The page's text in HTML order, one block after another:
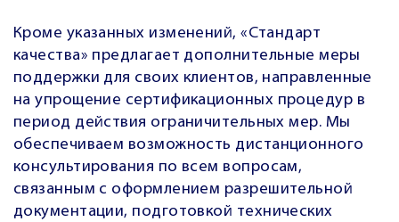
Кроме указанных изменений, «Стандарт
качества» предлагает дополнительные меры
поддержки для своих клиентов, направленные
на упрощение сертификационных процедур в
период действия ограничительных мер. Мы
обеспечиваем возможность дистанционного
консультирования по всем вопросам,
связанным с оформлением разрешительной
документации, подготовкой технических